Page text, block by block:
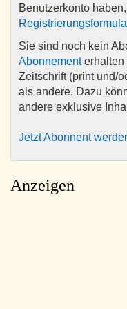
Benutzerkonto
Sie sind noch kein
Abonnementerhalten
Zeitschrift (print und/
als andere. Dazu
andere exklusive
Jetzt Abonnent
Anzeigen